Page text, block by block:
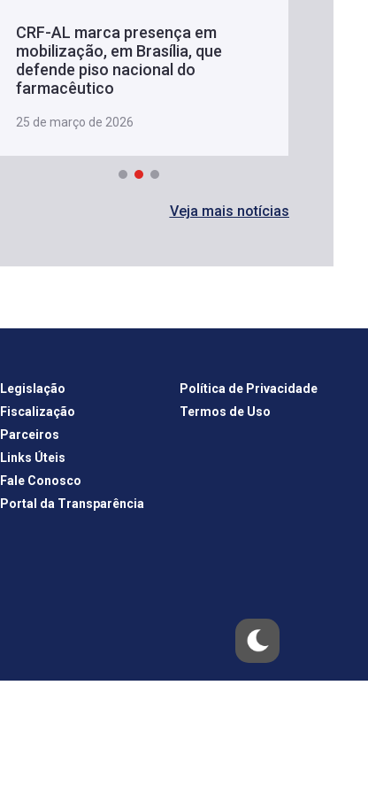
CRF-AL marca presença em
mobilização, em Brasília, que
defende piso nacional do
farmacêutico
25 de março de 2026
Veja mais notícias
Legislação
Fiscalização
Parceiros
Links Úteis
Fale Conosco
Portal da Transparência
Política de Privacidade
Termos de Uso